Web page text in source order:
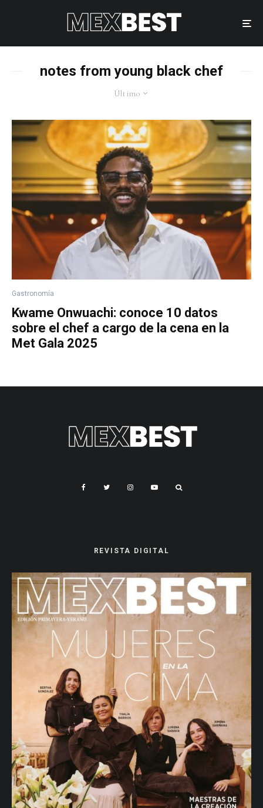
notes from young black chef
Último
Gastronomía
Kwame Onwuachi: conoce 10 datos
sobre el chef a cargo de la cena en la
Met Gala 2025
REVISTA DIGITAL